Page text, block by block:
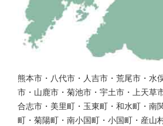
熊本市・八代市・人吉市・荒尾市・水
市・山鹿市・菊池市・宇土市・上天草
合志市・美里町・玉東町・和水町・南
町・菊陽町・南小国町・小国町・産山